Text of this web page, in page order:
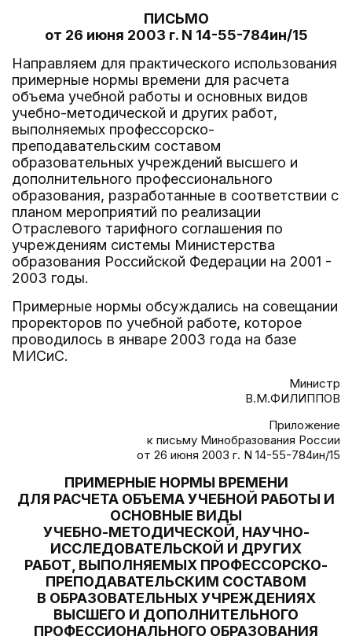
ПИСЬМО
от 26 июня 2003 г. N 14-55-784ин/15
Направляем для практического использования
примерные нормы времени для расчета
объема учебной работы и основных видов
учебно-методической и других работ,
выполняемых профессорско-
преподавательским составом
образовательных учреждений высшего и
дополнительного профессионального
образования, разработанные в соответствии с
планом мероприятий по реализации
Отраслевого тарифного соглашения по
учреждениям системы Министерства
образования Российской Федерации на 2001 -
2003 годы.
Примерные нормы обсуждались на совещании
проректоров по учебной работе, которое
проводилось в январе 2003 года на базе
МИСиС.
Министр
В.М.ФИЛИППОВ
Приложение
к письму Минобразования России
от 26 июня 2003 г. N 14-55-784ин/15
ПРИМЕРНЫЕ НОРМЫ ВРЕМЕНИ
ДЛЯ РАСЧЕТА ОБЪЕМА УЧЕБНОЙ РАБОТЫ И
ОСНОВНЫЕ ВИДЫ
УЧЕБНО-МЕТОДИЧЕСКОЙ, НАУЧНО-
ИССЛЕДОВАТЕЛЬСКОЙ И ДРУГИХ
РАБОТ, ВЫПОЛНЯЕМЫХ ПРОФЕССОРСКО-
ПРЕПОДАВАТЕЛЬСКИМ СОСТАВОМ
В ОБРАЗОВАТЕЛЬНЫХ УЧРЕЖДЕНИЯХ
ВЫСШЕГО И ДОПОЛНИТЕЛЬНОГО
ПРОФЕССИОНАЛЬНОГО ОБРАЗОВАНИЯ